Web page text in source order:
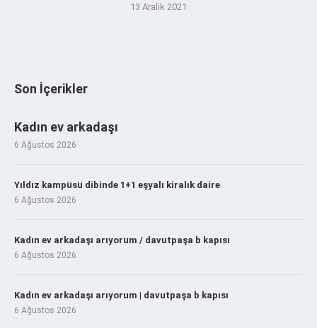
13 Aralık 2021
Son İçerikler
Kadın ev arkadaşı
6 Ağustos 2026
Yıldız kampüsü dibinde 1+1 eşyalı kiralık daire
6 Ağustos 2026
Kadın ev arkadaşı arıyorum / davutpaşa b kapısı
6 Ağustos 2026
Kadın ev arkadaşı arıyorum | davutpaşa b kapısı
6 Ağustos 2026